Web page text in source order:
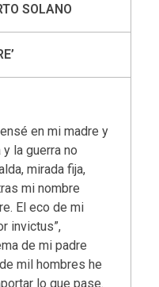
SOLANO
en mi madre y
la guerra no
mirada fija,
mi nombre
El eco de mi
invictus”,
de mi padre
mil hombres he
lo que pase.